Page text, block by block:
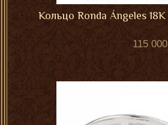
Кольцо Ronda Ángeles 18K
115 000